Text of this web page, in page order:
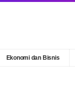
Ekonomi dan Bisnis